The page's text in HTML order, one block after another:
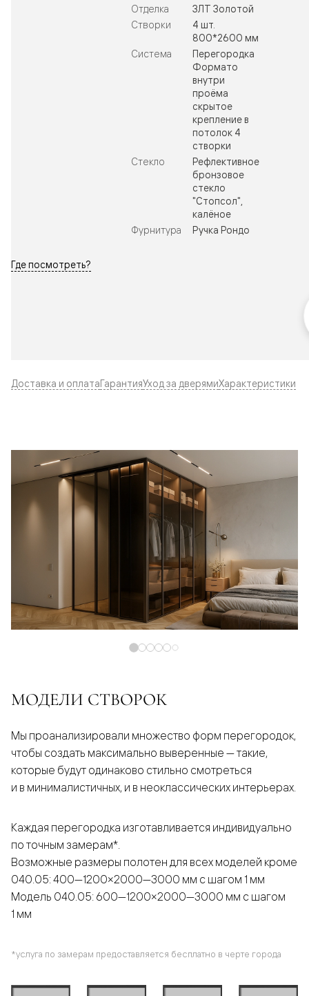
Отделка
ЗЛТ Золотой
Створки
4 шт.
800*2600 мм
Система
Перегородка
Формато
внутри
проёма
скрытое
крепление в
потолок 4
створки
Стекло
Рефлективное
бронзовое
стекло
"Стопсол",
калёное
Фурнитура
Ручка Рондо
Где посмотреть?
Доставка и оплатаГарантияУход за дверямиХарактеристики
МОДЕЛИ СТВОРОК
Мы проанализировали множество форм перегородок,
чтобы создать максимально выверенные — такие,
которые будут одинаково стильно смотреться
и в минималистичных, и в неоклассических интерьерах.
Каждая перегородка изготавливается индивидуально
по точным замерам*.
Возможные размеры полотен для всех моделей кроме
040.05: 400—1200×2000—3000 мм с шагом 1 мм
Модель 040.05: 600—1200×2000—3000 мм с шагом
1 мм
*услуга по замерам предоставляется бесплатно в черте города